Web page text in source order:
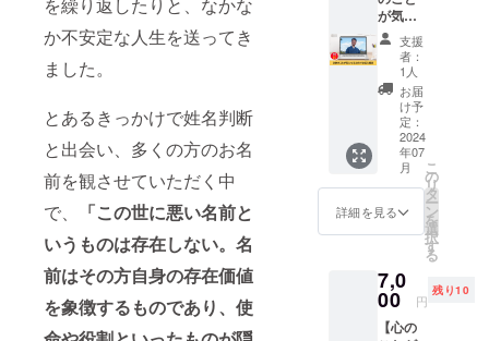
を繰り返したりと、なかな
か不安定な人生を送ってき
ました。
とあるきっかけで姓名判断
と出会い、多くの方のお名
前を観させていただく中
で、
「この世に悪い名前と
いうものは存在しない。名
前はその方自身の存在価値
を象徴するものであり、使
るお名
前は備
考欄に
必ず正
確にご
記入く
ださ
い。 ※
文字数
は最大8
文字ま
でとな
のリ
ターン
に法人
名の記
支援者
として
お名前
を掲載
させて
いただ
きま
す。 書
籍であ
なたの
お名前
をPRで
ネーム
での掲
載も可
能で
が気に
なる方
向けお
悩み相
談】 龍
庵真
（りゅ
う あん
しん）
がオン
ライン
であな
たのお
悩みを
す。 姓
名判断
を20万
人超と
支援
者：
1人
お届
け予
定：
2024
年07
月
詳細を見る
こ
の
リ
タ
ー
ン
を
選
択
す
る
7,0
00 円
残り10
【心の